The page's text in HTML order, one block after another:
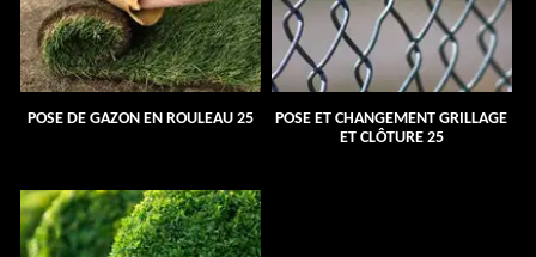
POSE DE GAZON EN ROULEAU 25
POSE ET CHANGEMENT GRILLAGE
ET CLÔTURE 25